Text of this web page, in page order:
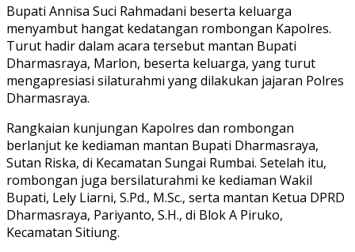
Bupati Annisa Suci Rahmadani beserta keluarga
menyambut hangat kedatangan rombongan Kapolres.
Turut hadir dalam acara tersebut mantan Bupati
Dharmasraya, Marlon, beserta keluarga, yang turut
mengapresiasi silaturahmi yang dilakukan jajaran Polres
Dharmasraya.
Rangkaian kunjungan Kapolres dan rombongan
berlanjut ke kediaman mantan Bupati Dharmasraya,
Sutan Riska, di Kecamatan Sungai Rumbai. Setelah itu,
rombongan juga bersilaturahmi ke kediaman Wakil
Bupati, Lely Liarni, S.Pd., M.Sc., serta mantan Ketua DPRD
Dharmasraya, Pariyanto, S.H., di Blok A Piruko,
Kecamatan Sitiung.